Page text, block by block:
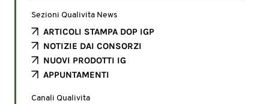
Sezioni Qualivita News
ARTICOLI STAMPA DOP IGP
NOTIZIE DAI CONSORZI
NUOVI PRODOTTI IG
APPUNTAMENTI
Canali Qualivita